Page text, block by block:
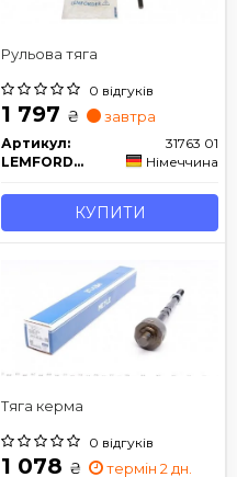
Рульова тяга
0 відгуків
1 797 ₴ завтра
Артикул:
31763 01
LEMFORDER
Німеччина
КУПИТИ
Тяга керма
0 відгуків
1 078 ₴ термін 2 дн.